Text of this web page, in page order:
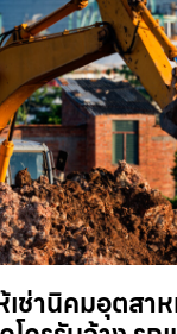
เช่านิคมอุตสา